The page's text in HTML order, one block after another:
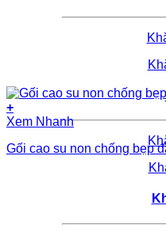
+
Xem Nhanh
Gối cao su non chống bẹp